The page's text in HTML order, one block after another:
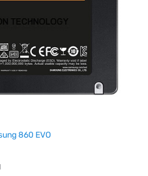
860 EVO